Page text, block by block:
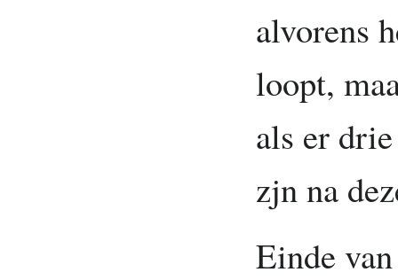
alvorens
loopt,
als er
zjn na
Einde